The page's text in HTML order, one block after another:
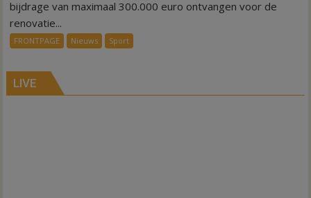
voor
bijdrage van maximaal 300.000 euro ontvangen voor de
renovatie...
FRONTPAGE Nieuws Sport
LIVE